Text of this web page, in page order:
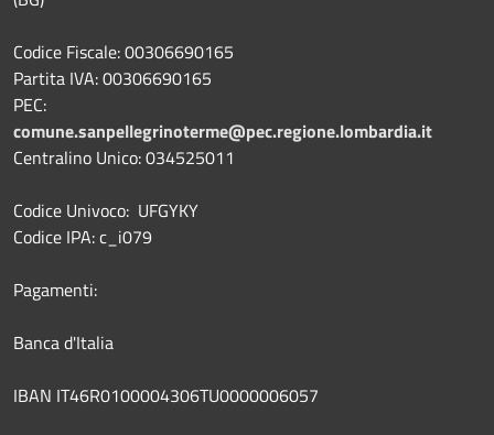
Codice Fiscale: 00306690165
Partita IVA: 00306690165
PEC:
comune.sanpellegrinoterme@pec.regione.lombardia.it
Centralino Unico: 034525011
Codice Univoco: UFGYKY
Codice IPA: c_i079
Pagamenti:
Banca d'Italia
IBAN IT46R0100004306TU0000006057